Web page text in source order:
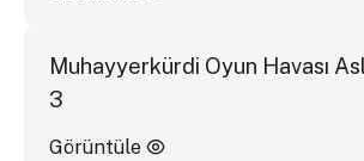
Muhayyerkürdi Oyun Havası
3
Görüntüle